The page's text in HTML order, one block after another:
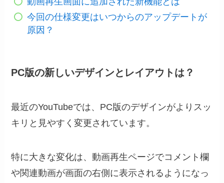
今回の仕様変更はいつからのアップデートが
原因？
PC版の新しいデザインとレイアウトは？
最近のYouTubeでは、PC版のデザインがよりスッ
キリと見やすく変更されています。
特に大きな変化は、動画再生ページでコメント欄
や関連動画が画面の右側に表示されるようになっ